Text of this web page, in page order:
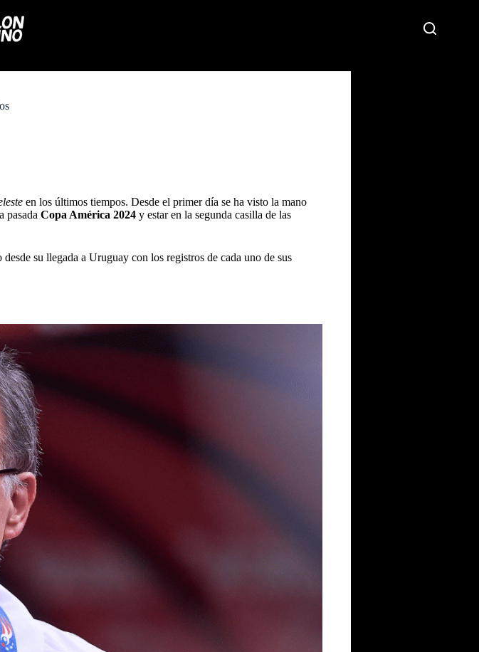
en los últimos tiempos. Desde el primer día se ha visto la mano
pasada Copa América 2024 y estar en la segunda casilla de las
su llegada a Uruguay con los registros de cada uno de sus